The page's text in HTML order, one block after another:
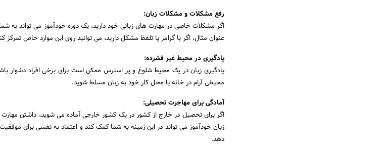
رفع مشکلات و مشکلات زبان:
اگر مشکلات خاصی در مهارت های زبانی خود دارید، یک دوره خودآموز می تواند به
عنوان مثال، اگر با گرامر یا تلفظ مشکل دارید، می توانید روی این موارد خاص تمرکز
یادگیری در محیط غیر فشرده:
یادگیری زبان در یک محیط شلوغ و پر استرس ممکن است برای برخی افراد دشوار
محیطی آرام در خانه یا محل کار خود به زبان مسلط شوید.
آمادگی برای مهاجرت تحصیلی:
اگر برای تحصیل در خارج از کشور در یک کشور خارجی آماده می شوید، داشتن
زبان خودآموز می تواند در این زمینه به شما کمک کند و اعتماد به نفسی برای
دهد.